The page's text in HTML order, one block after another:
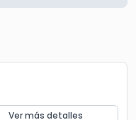
Ver más detalles